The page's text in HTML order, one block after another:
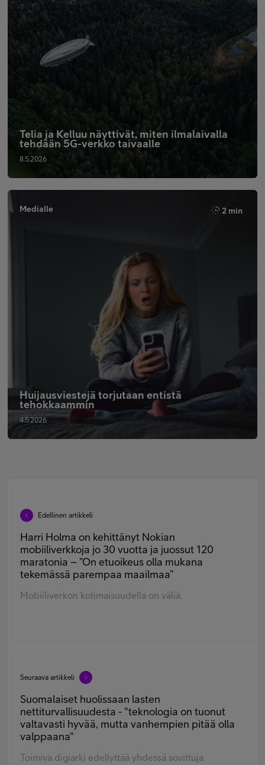
Telia ja Kelluu näyttivät, miten ilmalaivalla
tehdään 5G-verkko taivaalle
8.5.2026
Medialle 2 min
Huijausviestejä torjutaan entistä
tehokkaammin
4.5.2026
Edellinen artikkeli
Harri Holma on kehittänyt Nokian
mobiiliverkkoja jo 30 vuotta ja juossut 120
maratonia – ”On etuoikeus olla mukana
tekemässä parempaa maailmaa”
Mobiiliverkon kotimaisuudella on väliä.
Seuraava artikkeli
Suomalaiset huolissaan lasten
nettiturvallisuudesta - "teknologia on tuonut
valtavasti hyvää, mutta vanhempien pitää olla
valppaana"
Toimiva digiarki edellyttää yhdessä sovittuja